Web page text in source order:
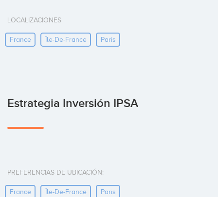
LOCALIZACIONES
France Île-De-France Paris
Estrategia Inversión IPSA
PREFERENCIAS DE UBICACIÓN:
France Île-De-France Paris